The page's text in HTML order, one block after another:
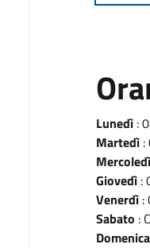
Lunedì:
Martedì:
Mercoledì
Giovedì:
Venerdì:
Sabato :
Domenica